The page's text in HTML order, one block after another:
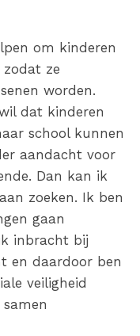
om kinderen
ze
worden.
dat kinderen
school kunnen
aandacht voor
Dan kan ik
zoeken. Ik ben
gaan
inbracht bij
en daardoor ben
veiligheid